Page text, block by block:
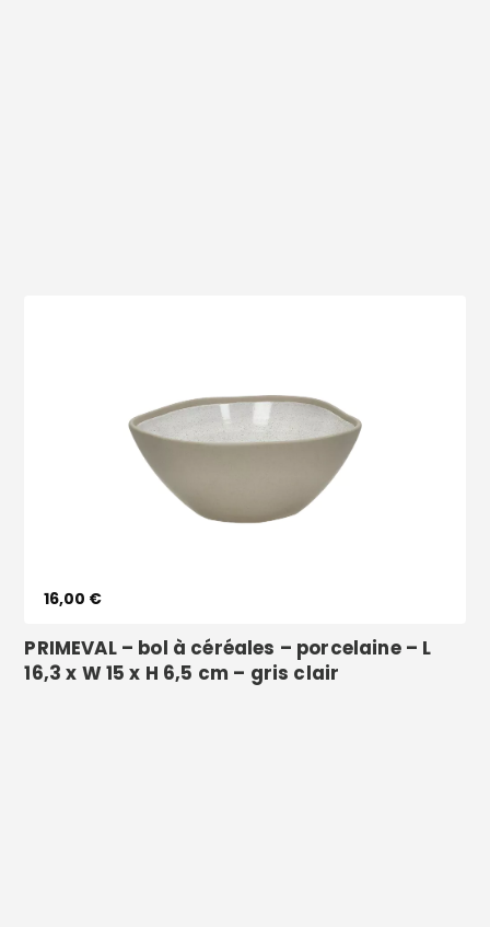
16,00 €
PRIMEVAL – bol à céréales – porcelaine – L
16,3 x W 15 x H 6,5 cm – gris clair